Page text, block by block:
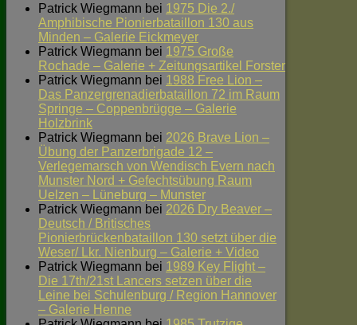
Patrick Wiegmann bei 1975 Die 2./
Amphibische Pionierbataillon 130 aus
Minden – Galerie Eickmeyer
Patrick Wiegmann bei 1975 Große
Rochade – Galerie + Zeitungsartikel Forster
Patrick Wiegmann bei 1988 Free Lion –
Das Panzergrenadierbataillon 72 im Raum
Springe – Coppenbrügge – Galerie
Holzbrink
Patrick Wiegmann bei 2026 Brave Lion –
Übung der Panzerbrigade 12 –
Verlegemarsch von Wendisch Evern nach
Munster Nord + Gefechtsübung Raum
Uelzen – Lüneburg – Munster
Patrick Wiegmann bei 2026 Dry Beaver –
Deutsch / Britisches
Pionierbrückenbataillon 130 setzt über die
Weser/ Lkr. Nienburg – Galerie + Video
Patrick Wiegmann bei 1989 Key Flight –
Die 17th/21st Lancers setzen über die
Leine bei Schulenburg / Region Hannover
– Galerie Henne